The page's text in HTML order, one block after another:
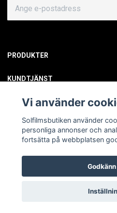
PRODUKTER
KUNDTJÄNST
OM OSS
SOCIALA MEDIER
© Copyright 2026
Vi använder
Solfilmsbutiken använder
personliga annonser och
fortsätta på webbplatsen